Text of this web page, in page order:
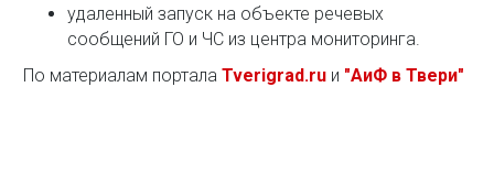
удаленный запуск на объекте речевых
сообщений ГО и ЧС из центра мониторинга.
По материалам портала Tverigrad.ru и "АиФ в Твери"